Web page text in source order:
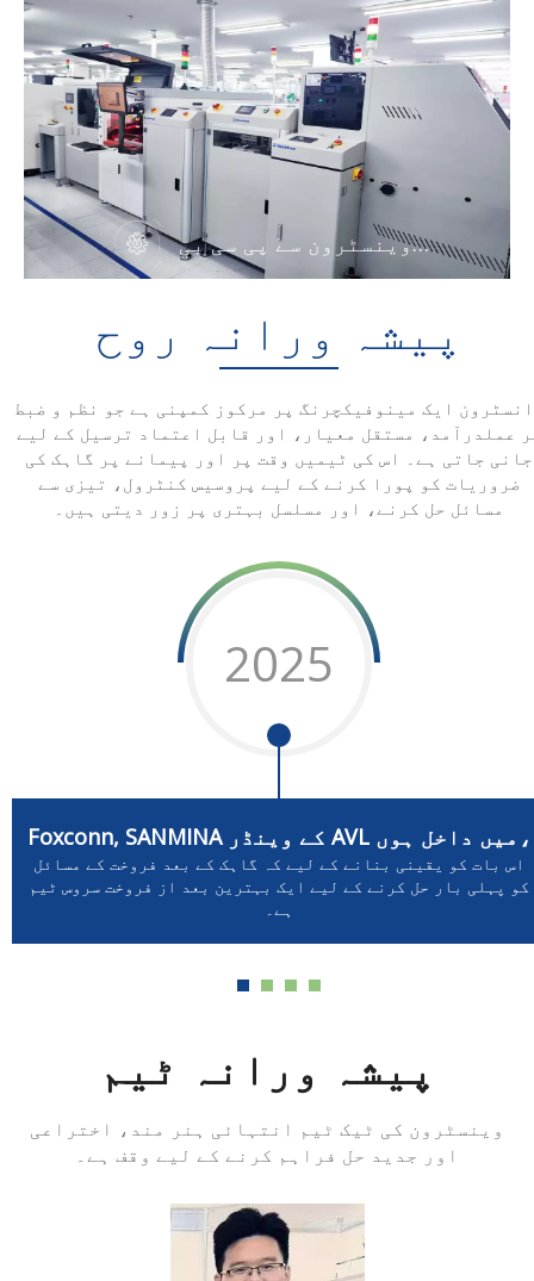
وینسٹرون سے پی سی بی
ہینڈلنگ مشینوں کی مکمل
پیشہ ورانہ روح
ایک مینوفیکچرنگ پر مرکوز کمپنی ہے جو نظم و ضبط
عملدرآمد، مستقل معیار، اور قابل اعتماد ترسیل کے لیے
جانی جاتی ہے۔ اس کی ٹیمیں وقت پر اور پیمانے پر گاہک کی
ضروریات کو پورا کرنے کے لیے پروسیس کنٹرول، تیزی سے
مسائل حل کرنے، اور مسلسل بہتری پر زور دیتی ہیں۔
2025
Foxconn, SANMINA کے وینڈر AVL میں داخل ہوں،
اس بات کو یقینی بنانے کے لیے کہ گاہک کے بعد فروخت کے مسائل
کو پہلی بار حل کرنے کے لیے ایک بہترین بعد از فروخت سروس ٹیم
ہے۔
پیشہ ورانہ ٹیم
وینسٹرون کی ٹیک ٹیم انتہائی ہنر مند، اختراعی
اور جدید حل فراہم کرنے کے لیے وقف ہے۔